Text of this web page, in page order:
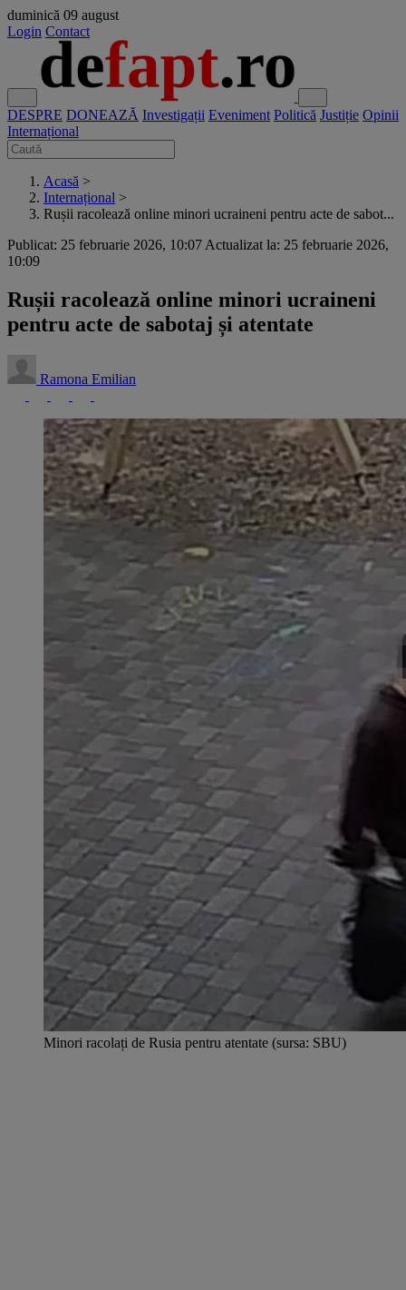
duminică 09 august
Login Contact
DESPRE DONEAZĂ Investigații Eveniment Politică Justiție Opinii
Internațional
Acasă >
Internațional >
Rușii racolează online minori ucraineni pentru acte de sabot...
Publicat: 25 februarie 2026, 10:07 Actualizat la: 25 februarie 2026,
10:09
Rușii racolează online minori ucraineni
pentru acte de sabotaj și atentate
Ramona Emilian
Minori racolați de Rusia pentru atentate (sursa: SBU)